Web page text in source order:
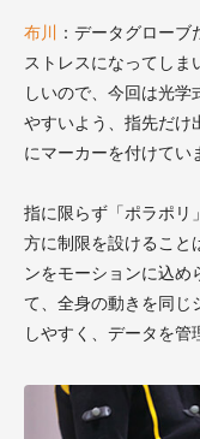
布川 ：データグローブ
ストレスになってしま
しいので、今回は光学
やすいよう、指先だけ
にマーカーを付けてい
指に限らず「ポラポリ
方に制限を設けること
ンをモーションに込め
て、全身の動きを同じ
しやすく、データを管